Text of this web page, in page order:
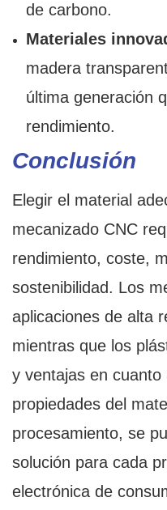
de carbono.
Materiales
madera
última generación
rendimiento.
Conclusión
Elegir el material
mecanizado CNC
rendimiento, coste,
sostenibilidad. Los
aplicaciones de alta
mientras que los
y ventajas en
propiedades del
procesamiento, se
solución para cada
electrónica de